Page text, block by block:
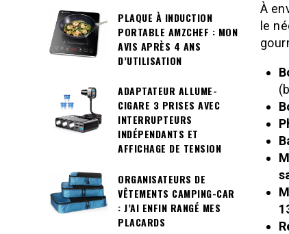
À
le
PLAQUE À INDUCTION
PORTABLE AMZCHEF : MON
AVIS APRÈS 4 ANS
D’UTILISATION
ADAPTATEUR ALLUME-
CIGARE 3 PRISES AVEC
INTERRUPTEURS
INDÉPENDANTS ET
AFFICHAGE DE TENSION
ORGANISATEURS DE
VÊTEMENTS CAMPING-CAR
: J’AI ENFIN RANGÉ MES
PLACARDS